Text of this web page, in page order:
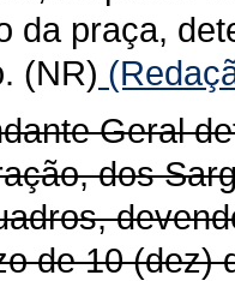
da praça,
(NR)
Geral
dos
de 10 (dez)